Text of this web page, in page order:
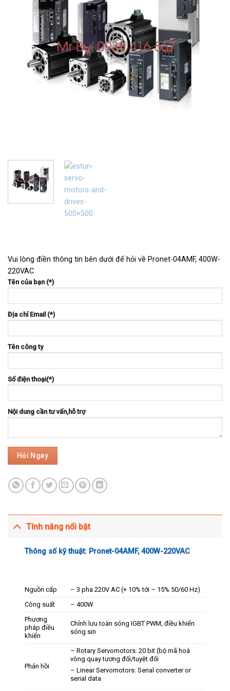
Vui lòng điền thông tin bên dưới để hỏi về Pronet-04AMF, 400W-
220VAC
Tên của bạn (*)
Địa chỉ Email (*)
Tên công ty
Số điện thoại(*)
Nội dung cần tư vấn,hỗ trợ
Tính năng nổi bật
Thông số kỹ thuật: Pronet-04AMF, 400W-220VAC
Nguồn cấp
– 3 pha 220V AC (+ 10% tới – 15% 50/60 Hz)
Công suất
– 400W
Phương
pháp điều
khiển
Chỉnh lưu toàn sóng IGBT PWM, điều khiển
sóng sin
Phản hồi
– Rotary Servomotors: 20 bit (bộ mã hoá
vòng quay tương đối/tuyệt đối
– Linear Servomotors: Serial converter or
serial data​​